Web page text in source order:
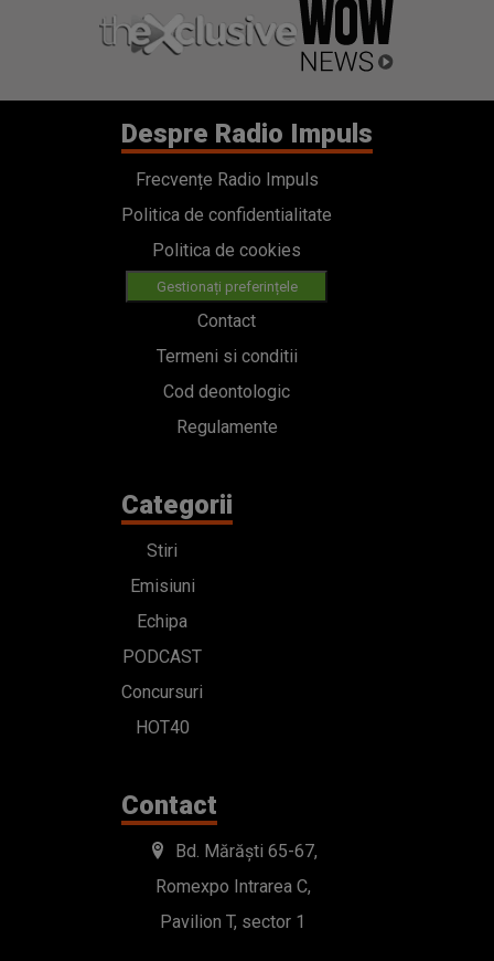
Despre Radio Impuls
Frecvențe Radio Impuls
Politica de confidentialitate
Politica de cookies
Gestionați preferințele
Contact
Termeni si conditii
Cod deontologic
Regulamente
Categorii
Stiri
Emisiuni
Echipa
PODCAST
Concursuri
HOT40
Contact
Bd. Mărăști 65-67,
Romexpo Intrarea C,
Pavilion T, sector 1